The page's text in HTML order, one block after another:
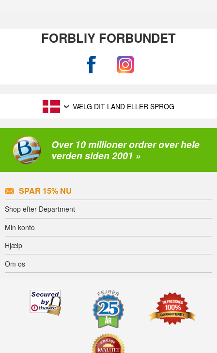
FORBLIY FORBUNDET
VÆLG DIT LAND ELLER SPROG
Over 10 millioner ordrer over hele
verden siden 2001 »
SPAR 15% NU
Shop efter Department
Min konto
Hjælp
Om os